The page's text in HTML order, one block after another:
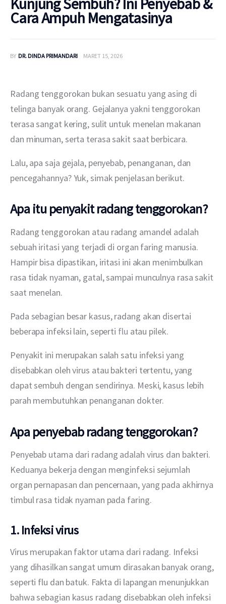
Cara Ampuh Mengatasinya
BY DR. DINDA PRIMANDARI MARET 15, 2026
Radang tenggorokan bukan sesuatu yang asing di
telinga banyak orang. Gejalanya yakni tenggorokan
terasa sangat kering, sulit untuk menelan makanan
dan minuman, serta terasa sakit saat berbicara.
Lalu, apa saja gejala, penyebab, penanganan, dan
pencegahannya? Yuk, simak penjelasan berikut.
Apa itu penyakit radang tenggorokan?
Radang tenggorokan atau radang amandel adalah
sebuah iritasi yang terjadi di organ faring manusia.
Hampir bisa dipastikan, iritasi ini akan menimbulkan
rasa tidak nyaman, gatal, sampai munculnya rasa sakit
saat menelan.
Pada sebagian besar kasus, radang akan disertai
beberapa infeksi lain, seperti flu atau pilek.
Penyakit ini merupakan salah satu infeksi yang
disebabkan oleh virus atau bakteri tertentu, yang
dapat sembuh dengan sendirinya. Meski, kasus lebih
parah membutuhkan penanganan dokter.
Apa penyebab radang tenggorokan?
Penyebab utama dari radang adalah virus dan bakteri.
Keduanya bekerja dengan menginfeksi sejumlah
organ pernapasan dan pencernaan, yang pada akhirnya
timbul rasa tidak nyaman pada faring.
1. Infeksi virus
Virus merupakan faktor utama dari radang. Infeksi
yang dihasilkan sangat umum dirasakan banyak orang,
seperti flu dan batuk. Fakta di lapangan menunjukkan
bahwa sebagian kasus radang disebabkan oleh infeksi